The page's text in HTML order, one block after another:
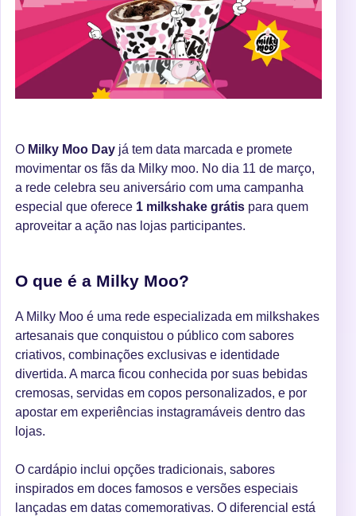
O Milky Moo Day já tem data marcada e promete
movimentar os fãs da Milky moo. No dia 11 de março,
a rede celebra seu aniversário com uma campanha
especial que oferece 1 milkshake grátis para quem
aproveitar a ação nas lojas participantes.
O que é a Milky Moo?
A Milky Moo é uma rede especializada em milkshakes
artesanais que conquistou o público com sabores
criativos, combinações exclusivas e identidade
divertida. A marca ficou conhecida por suas bebidas
cremosas, servidas em copos personalizados, e por
apostar em experiências instagramáveis dentro das
lojas.
O cardápio inclui opções tradicionais, sabores
inspirados em doces famosos e versões especiais
lançadas em datas comemorativas. O diferencial está